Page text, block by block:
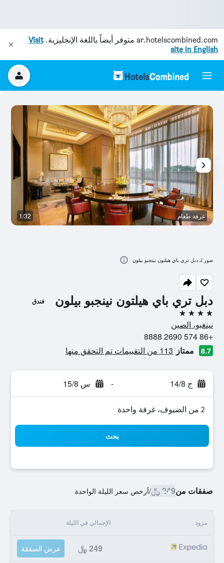
ar.hotelscombined.com متوفر أيضاً باللغة الإنجليزية.Visit
site in English
دبل تري باي هيلتون نينجبو بيلون فندق
4 نجوم
نينغبو، الصين
+86 574 2690 8888
8.7 ممتاز 113 من التقييمات تم التحقق منها
ج 14/8 - س 15/8
2 من الضيوف، غرفة واحدة
بحث
صفقات من249 ﷼ /أرخص سعر الليلة الواحدة
مزود الإجمالي في الليلة
249 ﷼ عرض الصفقة
غرفة طعام 1/32
صور لـ دبل تري باي هيلتون نينجبو بيلون